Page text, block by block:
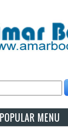
POPULAR MENU